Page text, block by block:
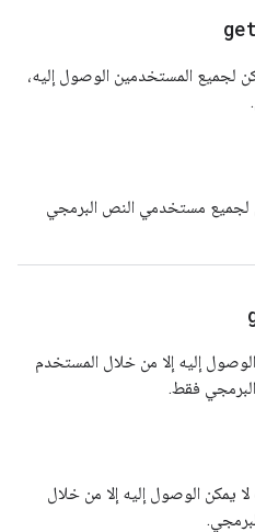
لجميع المستخدمين الوصول إليه،
لجميع مستخدمي النص البرمجي
إليه إلا من خلال المستخدم
فقط.
يمكن الوصول إليه إلا من خلال